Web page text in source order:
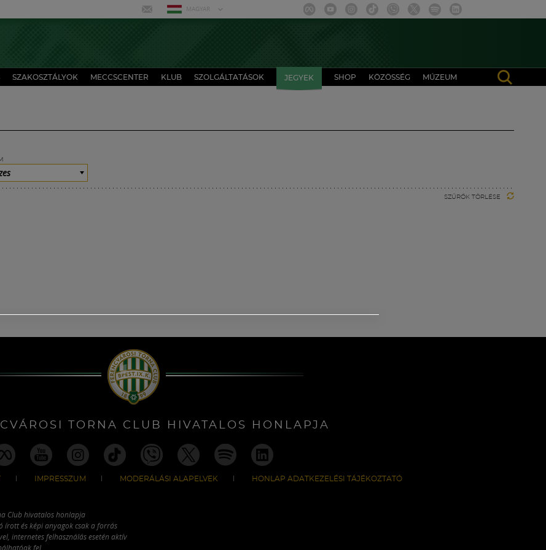
MAGYAR
SZAKOSZTÁLYOK MECCSCENTER KLUB SZOLGÁLTATÁSOK JEGYEK SHOP KÖZÖSSÉG MÚZEUM
SZŰRŐK TÖRLÉSE
TORNA CLUB HIVATALOS HONLAPJA
IMPRESSZUM MODERÁLÁSI ALAPELVEK HONLAP ADATKEZELÉSI TÁJÉKOZTATÓ
Club hivatalos honlapja
írott és képi anyagok csak a forrás
internetes felhasználás esetén aktív
fel.